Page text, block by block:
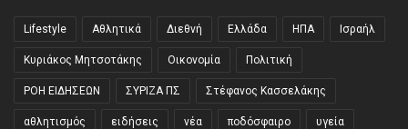
Lifestyle Αθλητικά Διεθνή Ελλάδα ΗΠΑ Ισραήλ
Κυριάκος Μητσοτάκης Οικονομία Πολιτική
ΡΟΗ ΕΙΔΗΣΕΩΝ ΣΥΡΙΖΑ ΠΣ Στέφανος Κασσελάκης
αθλητισμός ειδήσεις νέα ποδόσφαιρο υγεία